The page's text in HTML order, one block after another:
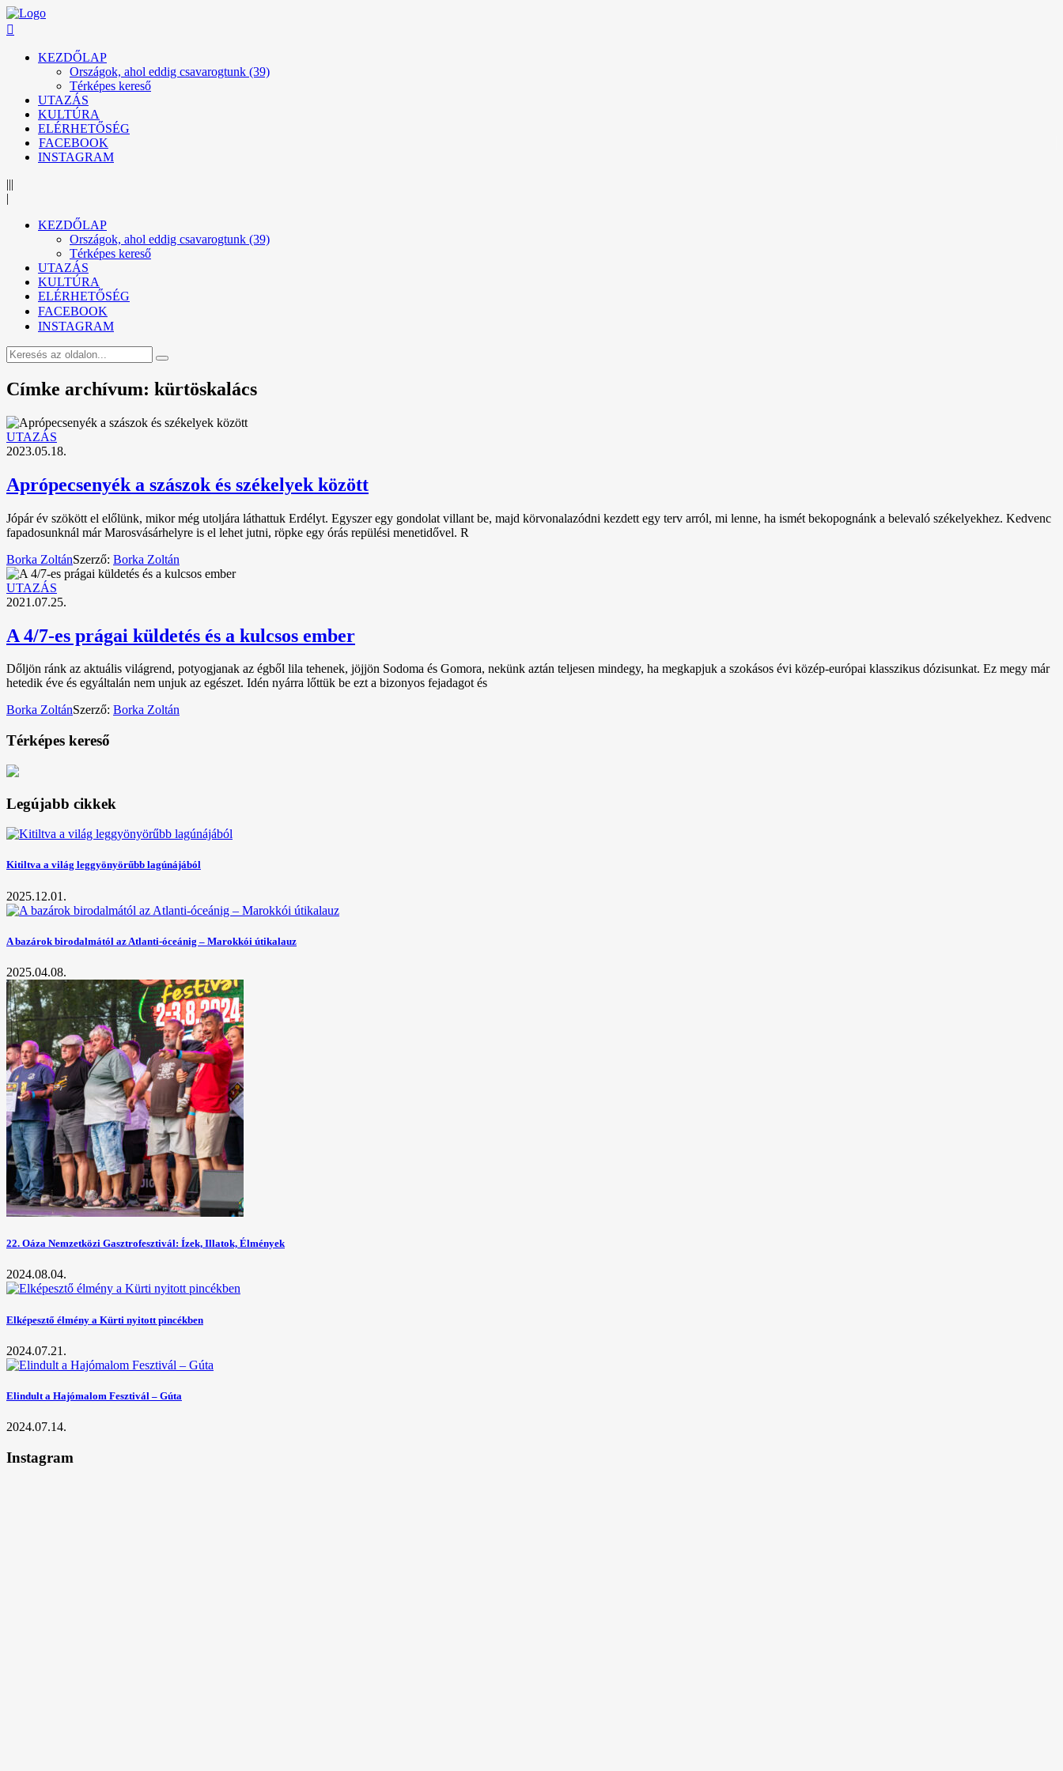
KEZDŐLAP
Országok, ahol eddig csavarogtunk (39)
Térképes kereső
UTAZÁS
KULTÚRA
ELÉRHETŐSÉG
FACEBOOK
INSTAGRAM
|||
|
KEZDŐLAP
Országok, ahol eddig csavarogtunk (39)
Térképes kereső
UTAZÁS
KULTÚRA
ELÉRHETŐSÉG
FACEBOOK
INSTAGRAM
Címke archívum: kürtöskalács
UTAZÁS
2023.05.18.
Aprópecsenyék a szászok és székelyek között
Jópár év szökött el előlünk, mikor még utoljára láthattuk Erdélyt. Egyszer egy gondolat villant be, majd körvonalazódni kezdett egy terv arról, mi lenne, ha ismét bekopognánk a belevaló székelyekhez. Kedvenc
fapadosunknál már Marosvásárhelyre is el lehet jutni, röpke egy órás repülési menetidővel. R
Borka ZoltánSzerző: Borka Zoltán
UTAZÁS
2021.07.25.
A 4/7-es prágai küldetés és a kulcsos ember
Dőljön ránk az aktuális világrend, potyogjanak az égből lila tehenek, jöjjön Sodoma és Gomora, nekünk aztán teljesen mindegy, ha megkapjuk a szokásos évi közép-európai klasszikus dózisunkat. Ez megy már
hetedik éve és egyáltalán nem unjuk az egészet. Idén nyárra lőttük be ezt a bizonyos fejadagot és
Borka ZoltánSzerző: Borka Zoltán
Térképes kereső
Legújabb cikkek
Kitiltva a világ leggyönyörűbb lagúnájából
2025.12.01.
A bazárok birodalmától az Atlanti-óceánig – Marokkói útikalauz
2025.04.08.
22. Oáza Nemzetközi Gasztrofesztivál: Ízek, Illatok, Élmények
2024.08.04.
Elképesztő élmény a Kürti nyitott pincékben
2024.07.21.
Elindult a Hajómalom Fesztivál – Gúta
2024.07.14.
Instagram